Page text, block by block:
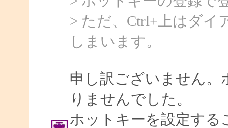
> ただ、Ctrl+上はダイ
しまいます。
申し訳ございません。
りませんでした。
ホットキーを設定する